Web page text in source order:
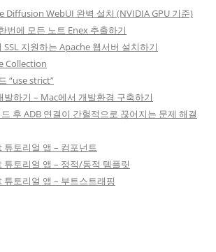
Diffusion WebUI 완벽 설치 (NVIDIA GPU 기준)
번에 모든 노트 Enex 추출하기
지원하는 Apache 웹서버 설치하기
Collection
“use strict”
발하기 – Mac에서 개발환경 구축하기
후 ADB 연결이 간헐적으로 끊어지는 문제 해결
튜토리얼 앱 – 컴포넌트
튜토리얼 앱 – 정적/동적 템플릿
튜토리얼 앱 – 부트스트래핑